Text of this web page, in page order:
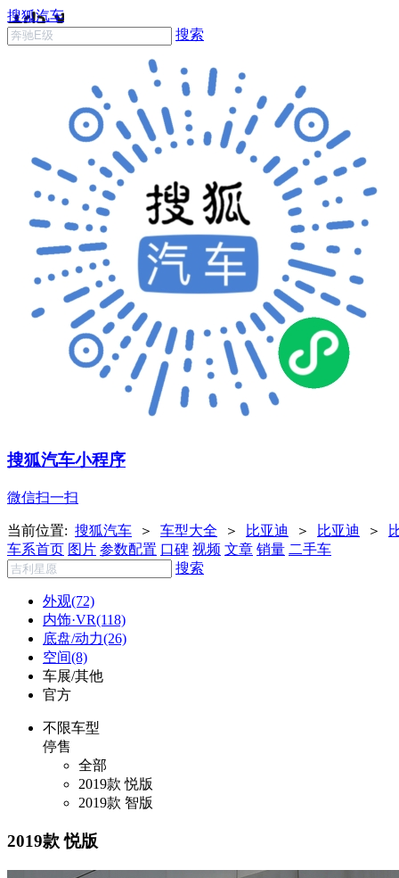
搜狐汽车
搜索
搜狐汽车小程序
微信扫一扫
当前位置: 搜狐汽车 ＞ 车型大全 ＞ 比亚迪 ＞ 比亚迪 ＞
车系首页 图片 参数配置 口碑 视频 文章 销量 二手车
搜索
外观(72)
内饰·VR(118)
底盘/动力(26)
空间(8)
车展/其他
官方
不限车型
停售
全部
2019款 悦版
2019款 智版
2019款 悦版